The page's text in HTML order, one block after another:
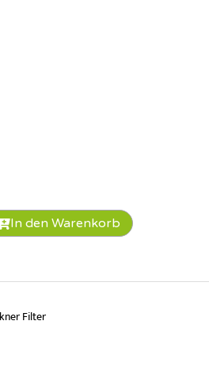
In den Warenkorb
Filter